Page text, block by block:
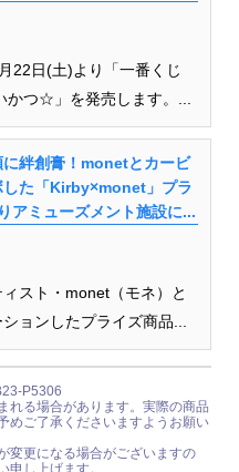
22日(土)より「一番くじ
つ☆」を発売します。...
に絆創膏！monetとカービ
した「Kirby×monet」プラ
アミューズメント施設に...
スト・monet（モネ）と
ョンしたプライズ商品...
P5306
れる場合があります。実際の商品
めご了承くださいますようお願い
変更になる場合がございますの
申し上げます。